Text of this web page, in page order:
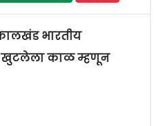
भारतीय
खुटलेला काळ म्हणून